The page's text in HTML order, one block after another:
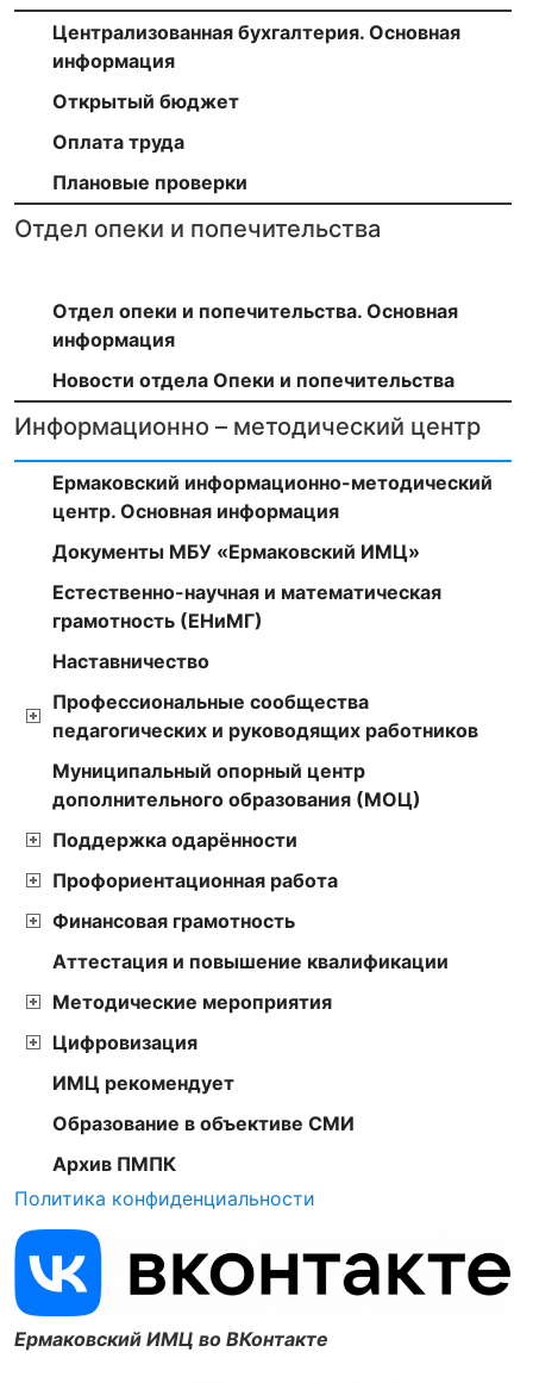
Централизованная бухгалтерия. Основная
информация
Открытый бюджет
Оплата труда
Плановые проверки
Отдел опеки и попечительства
Отдел опеки и попечительства. Основная
информация
Новости отдела Опеки и попечительства
Информационно – методический центр
Ермаковский информационно-методический
центр. Основная информация
Документы МБУ «Ермаковский ИМЦ»
Естественно-научная и математическая
грамотность (ЕНиМГ)
Наставничество
Профессиональные сообщества
педагогических и руководящих работников
Муниципальный опорный центр
дополнительного образования (МОЦ)
Поддержка одарённости
Профориентационная работа
Финансовая грамотность
Аттестация и повышение квалификации
Методические мероприятия
Цифровизация
ИМЦ рекомендует
Образование в объективе СМИ
Архив ПМПК
Политика конфиденциальности
Ермаковский ИМЦ во ВКонтакте